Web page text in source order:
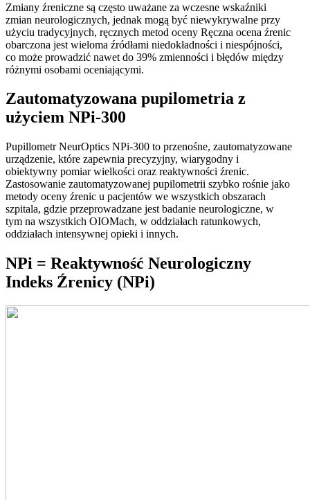
Zmiany źreniczne są często uważane za wczesne wskaźniki
zmian neurologicznych, jednak mogą być niewykrywalne przy
użyciu tradycyjnych, ręcznych metod oceny Ręczna ocena źrenic
obarczona jest wieloma źródłami niedokładności i niespójności,
co może prowadzić nawet do 39% zmienności i błędów między
różnymi osobami oceniającymi.
Zautomatyzowana pupilometria z
użyciem NPi-300
Pupillometr NeurOptics NPi-300 to przenośne, zautomatyzowane
urządzenie, które zapewnia precyzyjny, wiarygodny i
obiektywny pomiar wielkości oraz reaktywności źrenic.
Zastosowanie zautomatyzowanej pupilometrii szybko rośnie jako
metody oceny źrenic u pacjentów we wszystkich obszarach
szpitala, gdzie przeprowadzane jest badanie neurologiczne, w
tym na wszystkich OIOMach, w oddziałach ratunkowych,
oddziałach intensywnej opieki i innych.
NPi = Reaktywność Neurologiczny
Indeks Źrenicy (NPi)